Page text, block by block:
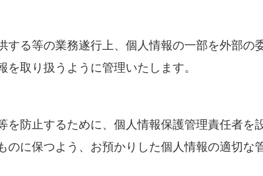
する等の業務遂行上、個人情報の一部を外部の
取り扱うように管理いたします。
を防止するために、個人情報保護管理責任者を
のに保つよう、お預かりした個人情報の適切な